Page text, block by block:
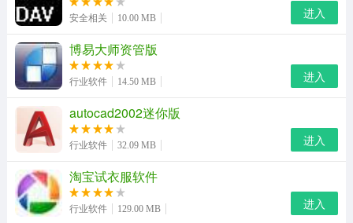
cad病毒特点：
专门感染CAD的病毒，一般在你的CAD文件的目录下生成
脑没有危害，但可能会损坏你做的图。
该病毒利用CAD的读取机制，在第一次打开带有病毒的图
纸后，该病毒即悄悄运行，并感染每一张新打开的图纸，
安全相关 10.00 MB 进入
博易大师资管版
行业软件 14.50 MB 进入
autocad2002迷你版
行业软件 32.09 MB 进入
淘宝试衣服软件
行业软件 129.00 MB 进入